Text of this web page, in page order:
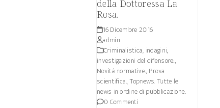
della Dottoressa La
Rosa.
16 Dicembre 2016
admin
Criminalistica, indagini,
investigazioni del difensore.,
Novità normative., Prova
scientifica.,Topnews. Tutte le
news in ordine di pubblicazione.
0 Commenti